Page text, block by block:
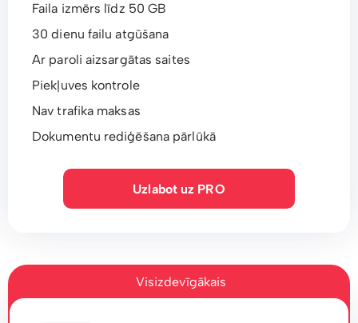
Faila izmērs līdz 50 GB
30 dienu failu atgūšana
Ar paroli aizsargātas saites
Piekļuves kontrole
Nav trafika maksas
Dokumentu rediģēšana pārlūkā
Uzlabot uz PRO
Visizdevīgākais